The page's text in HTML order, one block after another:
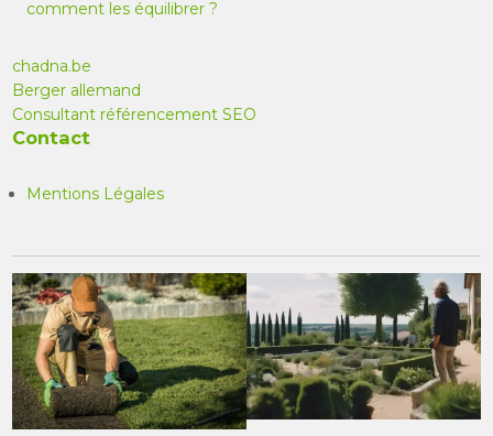
comment les équilibrer ?
chadna.be
Berger allemand
Consultant référencement SEO
Contact
Mentions Légales